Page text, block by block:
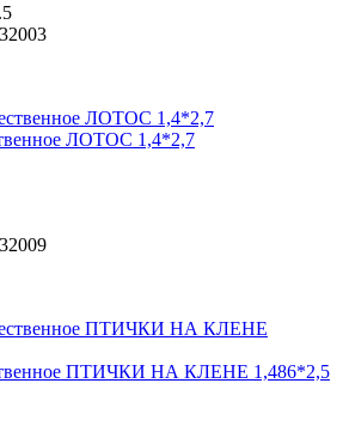
ЛОТОС 1,4*2,7
ПТИЧКИ НА КЛЕНЕ 1,486*2,5